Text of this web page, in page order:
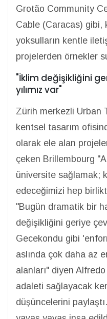
Grotão Community
Cable (Caracas) gibi,
yoksulların kentle
projelerden örnekler
"İklim değişikliğini
yılımız var"
Zürih merkezli Urban
kentsel tasarım
olarak ele alan
çeken Brillembourg
üniversite sağlamak;
edeceğimizi hep
"Bugün dramatik bir
değişikliğini geriye
Gecekondu gibi
aslında çok daha az
alanları" diyen
adaleti sağlayacak
düşüncelerini